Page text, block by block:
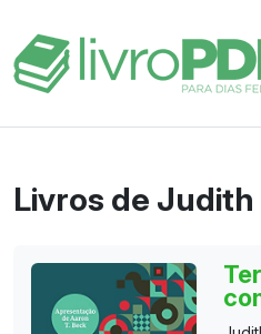
Livros de Judith